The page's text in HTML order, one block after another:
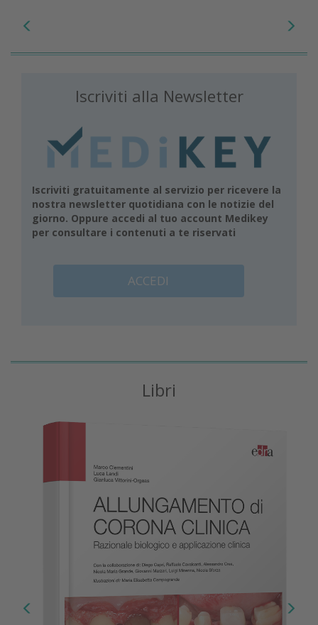
Iscriviti alla Newsletter
Iscriviti gratuitamente al servizio per ricevere la
nostra newsletter quotidiana con le notizie del
giorno. Oppure accedi al tuo account Medikey
per consultare i contenuti a te riservati
ACCEDI
Libri